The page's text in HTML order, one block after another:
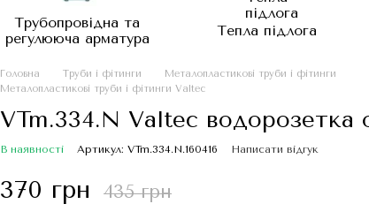
Трубопровідна та
регулююча арматура
Тепла підлога
Головна Труби і фітинги
Металопластикові труби і фітинги
Металопластикові труби і фітинги Valtec
VTm.334.N Valtec водорозетка
В наявності Артикул: VTm.334.N.160416 Написати відгук
370 грн 435 грн